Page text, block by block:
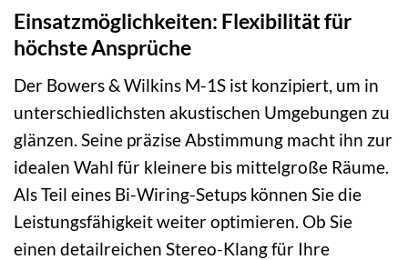
Einsatzmöglichkeiten: Flexibilität für
höchste Ansprüche
Der Bowers & Wilkins M-1S ist konzipiert, um in
unterschiedlichsten akustischen Umgebungen zu
glänzen. Seine präzise Abstimmung macht ihn zur
idealen Wahl für kleinere bis mittelgroße Räume.
Als Teil eines Bi-Wiring-Setups können Sie die
Leistungsfähigkeit weiter optimieren. Ob Sie
einen detailreichen Stereo-Klang für Ihre